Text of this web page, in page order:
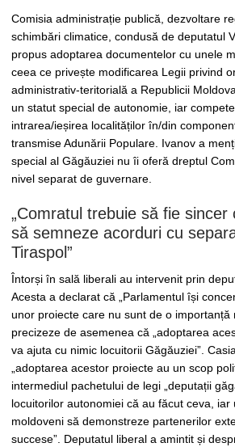
Comisia administrație publică, dezvoltare
schimbări climatice, condusă de deputatul
propus adoptarea documentelor cu unele
ceea ce privește modificarea Legii privind
administrativ-teritorială a Republicii
un statut special de autonomie, iar
intrarea/ieșirea localităților în/din
transmise Adunării Populare. Ivanov a
special al Găgăuziei nu îi oferă dreptul
nivel separat de guvernare.
„Comratul trebuie să fie sincer
să semneze acorduri cu
Tiraspol”
Întorși în sală liberali au intervenit prin
Acesta a declarat că „Parlamentul își
unor proiecte care nu sunt de o importanță
precizeze de asemenea că „adoptarea
va ajuta cu nimic locuitorii Găgăuziei”.
„adoptarea acestor proiecte au un scop
intermediul pachetului de legi „deputații
locuitorilor autonomiei că au făcut ceva, iar
moldoveni să demonstreze partenerilor
succese”. Deputatul liberal a amintit și